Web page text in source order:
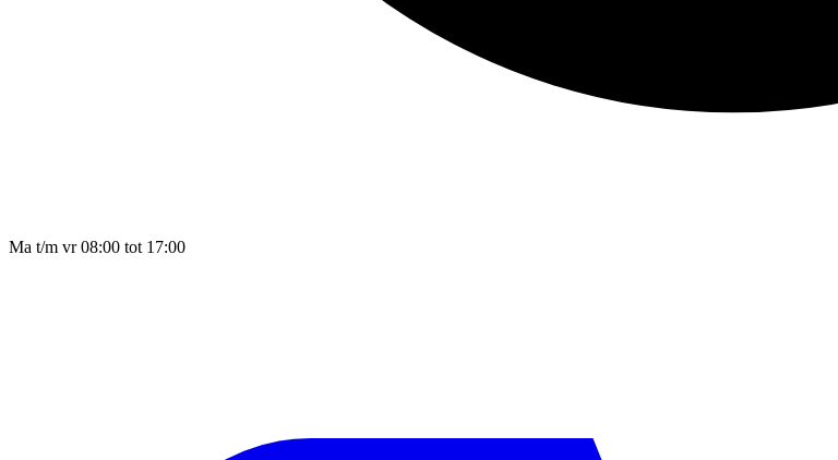
Ma t/m vr 08:00 tot 17:00